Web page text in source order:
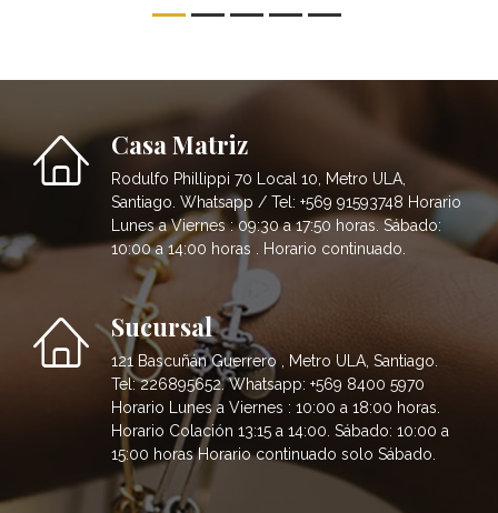
Casa Matriz
Rodulfo Phillippi 70 Local 10, Metro ULA,
Santiago. Whatsapp / Tel: +569 91593748 Horario
Lunes a Viernes : 09:30 a 17:50 horas. Sábado:
10:00 a 14:00 horas . Horario continuado.
Sucursal
121 Bascuñán Guerrero , Metro ULA, Santiago.
Tel: 226895652. Whatsapp: +569 8400 5970
Horario Lunes a Viernes : 10:00 a 18:00 horas.
Horario Colación 13:15 a 14:00. Sábado: 10:00 a
15:00 horas Horario continuado solo Sábado.